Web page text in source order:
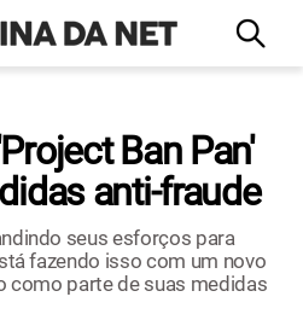
Ban Pan'
anti-fraude
seus esforços para
fazendo isso com um novo
como parte de suas medidas